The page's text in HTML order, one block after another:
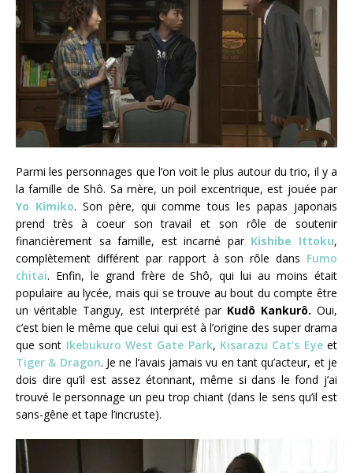
Parmi les personnages que l’on voit le plus autour du trio, il y a
la famille de Shô. Sa mère, un poil excentrique, est jouée par
Yo Kimiko. Son père, qui comme tous les papas japonais
prend très à coeur son travail et son rôle de soutenir
financièrement sa famille, est incarné par Kishibe Ittoku,
complètement différent par rapport à son rôle dans Fumo
chitai. Enfin, le grand frère de Shô, qui lui au moins était
populaire au lycée, mais qui se trouve au bout du compte être
un véritable Tanguy, est interprété par Kudô Kankurô. Oui,
c’est bien le même que celui qui est à l’origine des super drama
que sont Ikebukuro West Gate Park, Kisarazu Cat’s Eyeet
Tiger & Dragon. Je ne l’avais jamais vu en tant qu’acteur, et je
dois dire qu’il est assez étonnant, même si dans le fond j’ai
trouvé le personnage un peu trop chiant (dans le sens qu’il est
sans-gêne et tape l’incruste).